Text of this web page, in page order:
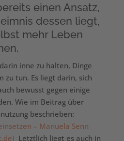
einen Ansatz,
dessen liegt,
mehr Leben
inne zu halten, Dinge
zu tun. Es liegt darin, sich
bewusst gegen einige
Wie im Beitrag über
beschrieben:
– Manuela Senn
Letztlich liegt es auch in